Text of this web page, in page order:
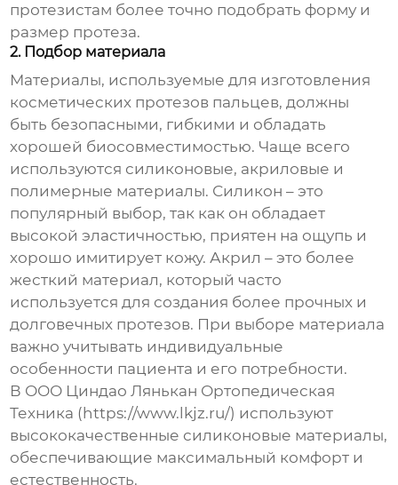
протезистам более точно подобрать форму и
размер протеза.
2. Подбор материала
Материалы, используемые для изготовления
косметических протезов пальцев, должны
быть безопасными, гибкими и обладать
хорошей биосовместимостью. Чаще всего
используются силиконовые, акриловые и
полимерные материалы. Силикон – это
популярный выбор, так как он обладает
высокой эластичностью, приятен на ощупь и
хорошо имитирует кожу. Акрил – это более
жесткий материал, который часто
используется для создания более прочных и
долговечных протезов. При выборе материала
важно учитывать индивидуальные
особенности пациента и его потребности.
В ООО Циндао Лянькан Ортопедическая
Техника (https://www.lkjz.ru/) используют
высококачественные силиконовые материалы,
обеспечивающие максимальный комфорт и
естественность.